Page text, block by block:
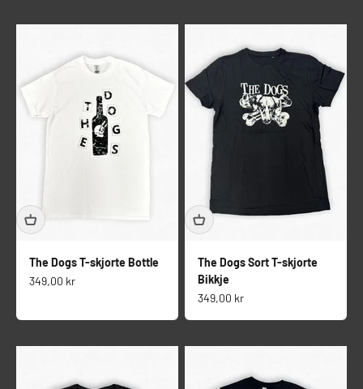
The Dogs T-skjorte Bottle
Salgspris
349,00 kr
The Dogs Sort T-skjorte
Bikkje
Salgspris
349,00 kr